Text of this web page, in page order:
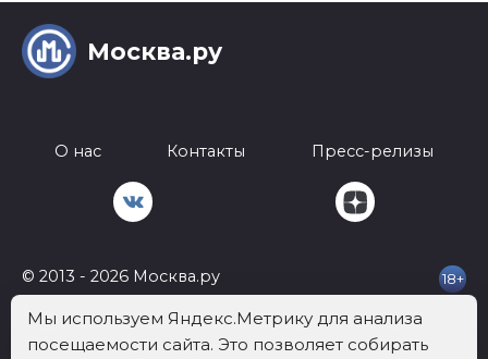
Москва.ру
О нас Контакты Пресс-релизы
© 2013 - 2026 Москва.ру 18+
Телефон: Почта: info@mockva.ru
г.Санкт-Петербург, ВН.ТЕР.Г. МУНИЦИПАЛЬНЫЙ ОКРУГ АПТЕКАРСКИЙ
ОСТРОВ, УЛ ЧАПЫГИНА, Д. 6 ЛИТЕРА П, ОФИС 316
Мы используем Яндекс.Метрику для анализа
посещаемости сайта. Это позволяет собирать